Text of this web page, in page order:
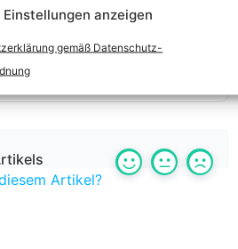
Einstellungen anzeigen
gemäß Datenschutz-
Artikel, verfügbar unter
3.0
Artikel?